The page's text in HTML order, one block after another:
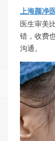
上海颜净
医生审美
错，收费
沟通。